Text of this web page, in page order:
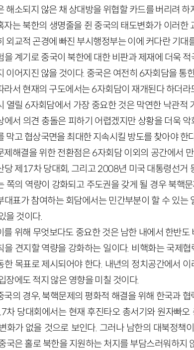
해소되지 않은 채 상대방을 위협할 카드를 버리려
자는 북한의 생명줄을 쥔 중국의 태도변화가 이러
외교적 곤경에 빠진 부시행정부는 이에 커다란 기
을 계기로 중국이 북한에 대한 비판과 제재에 더욱
이어지진 않을 것이다. 중국은 여전히 6자회담을 통
라서 현재의 구도에서는 6자회담이 재개된다 하더
열릴 6자회담에서 가장 중요한 것은 막연한 낙관적
에서 의견 충돌은 피하기 어렵겠지만 상황을 더욱
막고 협상국면을 최대한 지속시킬 방도를 찾아야 한
제해결을 위한 전환점은 6자회담 이외의 공간에서
당 제17차 당대회, 그리고 2008년 미국 대통령선거
쪽의 역량이 강화되고 주도권을 갖게 될 경우 북핵
대표가 참여하는 회담에서는 민간부분이 할 수 있
을 것이다.
를 위해 무엇보다도 중요한 것은 남한 내에서 한반
을 견지할 역량을 강화하는 일이다. 비핵화는 국제
한 목표로 제시되어야 한다. 내년의 정치공간에서
장에도 적지 않은 영향을 미칠 것이다.
국의 경우, 북핵문제의 평화적 해결을 위해 한국과
차 당대회에서는 현재 후진타오 총서기와 원자빠
화가 없을 것으로 보인다. 그러나 남한의 대북정책
국은 홀로 북한을 지원하는 처지를 부담스러워하지